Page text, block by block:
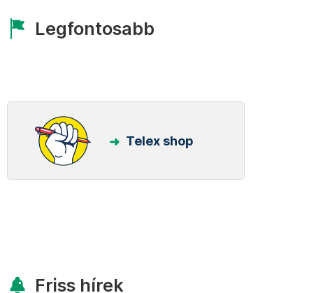
Legfontosabb
Telex shop
Friss hírek